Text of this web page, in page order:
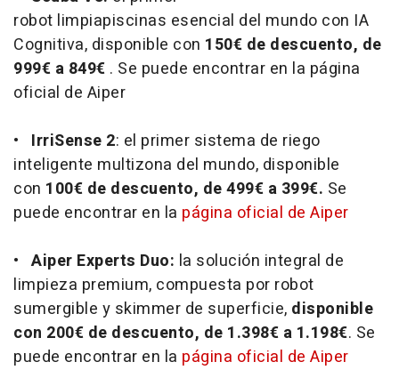
robot limpiapiscinas esencial del mundo con IA
Cognitiva, disponible con 150€ de descuento, de
999€ a 849€ . Se puede encontrar en la página
oficial de Aiper
• IrriSense 2: el primer sistema de riego
inteligente multizona del mundo, disponible
con 100€ de descuento, de 499€ a 399€. Se
puede encontrar en la página oficial de Aiper
• Aiper Experts Duo: la solución integral de
limpieza premium, compuesta por robot
sumergible y skimmer de superficie, disponible
con 200€ de descuento, de 1.398€ a 1.198€. Se
puede encontrar en la página oficial de Aiper